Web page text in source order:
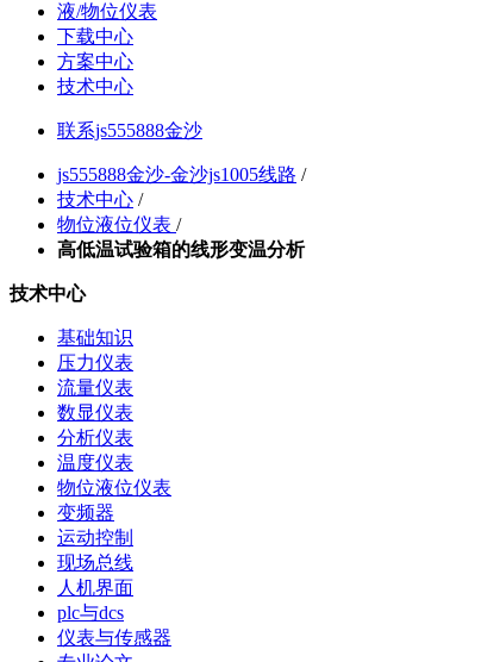
液/物位仪表
下载中心
方案中心
技术中心
联系js555888金沙
js555888金沙-金沙js1005线路 /
技术中心 /
物位液位仪表 /
高低温试验箱的线形变温分析
技术中心
基础知识
压力仪表
流量仪表
数显仪表
分析仪表
温度仪表
物位液位仪表
变频器
运动控制
现场总线
人机界面
plc与dcs
仪表与传感器